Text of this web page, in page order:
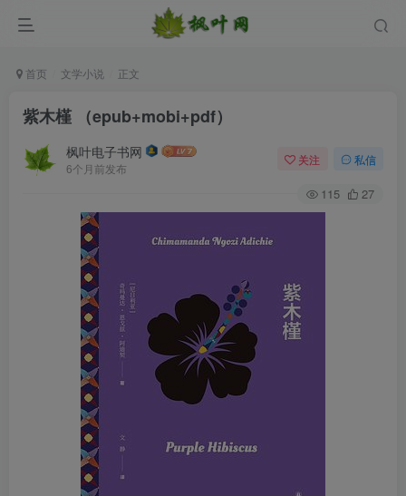
首页 文学小说 正文
紫木槿 （epub+mobi+pdf）
枫叶电子书网
6个月前发布
关注 私信
115 27
登录
没有账号？立即注册
用户名/手机号/邮箱
登录密码
记住登录